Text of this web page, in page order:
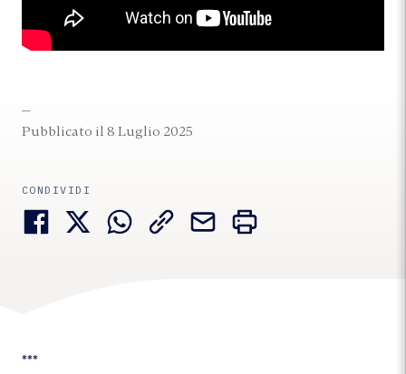
Pubblicato il 8 Luglio 2025
CONDIVIDI
***